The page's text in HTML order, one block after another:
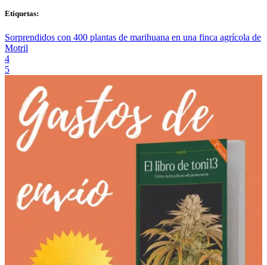
Etiquetas:
Sorprendidos con 400 plantas de marihuana en una finca agrícola de
Motril